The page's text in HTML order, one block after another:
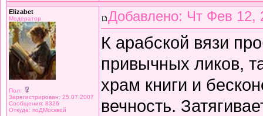
Elizabet
Модератор
Пол:
Зарегистрирован: 25.07.2007
Сообщения: 8326
Откуда: поДМосквой
Добавлено: Чт Фев 12,
К арабской вязи
привычных ликов,
храм книги и
вечность.